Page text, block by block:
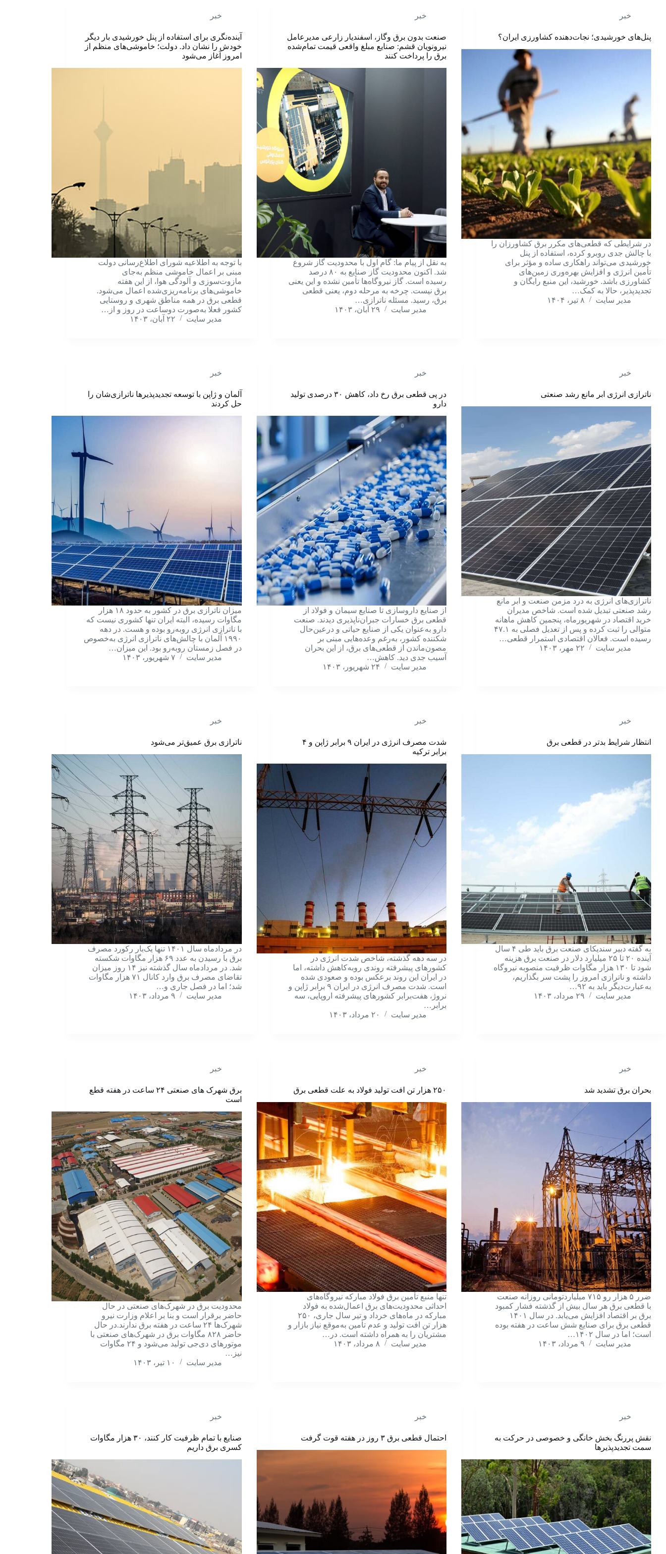
خبر
⁠پنل‌های خورشیدی؛ نجات‌دهنده کشاورزی ایران؟
در شرایطی که قطعی‌های مکرر برق کشاورزان را
با چالش جدی روبرو کرده، استفاده از پنل
خورشیدی می‌تواند راهکاری ساده و مؤثر برای
تأمین انرژی و افزایش بهره‌وری زمین‌های
کشاورزی باشد. خورشید، این منبع رایگان و
تجدیدپذیر، حالا به کمک…
مدیر سایت
۸ تیر، ۱۴۰۴
خبر
صنعت بدون برق وگاز، اسفندیار زارعی مدیرعامل
نیرونویان قشم: صنایع مبلغ واقعی قیمت تمام‌شده
برق را پرداخت کنند
به نقل از پیام ما: گام اول با محدودیت گاز شروع
شد. اکنون محدودیت گاز صنایع به ۸۰ درصد
رسیده است. گاز نیروگاه‌ها تأمین نشده و این یعنی
برق نیست. چرخه به مرحله دوم، یعنی قطعی
برق، رسید. مسئله ناترازی…
مدیر سایت
۲۹ آبان، ۱۴۰۳
خبر
آینده‌نگری برای استفاده از پنل خورشیدی بار دیگر
خودش را نشان داد. دولت؛ خاموشی‌های منظم از
امروز آغاز می‌شود
با توجه به اطلاعیه شورای اطلاع‌رسانی دولت
مبنی بر اعمال خاموشی منظم به‌جای
مازوت‌سوزی و آلودگی هوا، از این هفته
خاموشی‌‌‌های برنامه‌‌‌ریزی‌شده اعمال می‌شود.
قطعی برق در همه مناطق شهری و روستایی
کشور فعلا به‌‌‌صورت دوساعت در روز و از…
مدیر سایت
۲۲ آبان، ۱۴۰۳
خبر
ناترازی انرژی ابر مانع رشد صنعتی
ناترازی‌های انرژی به درد مزمن صنعت و ابر مانع
رشد صنعتی تبدیل شده است. شاخص مدیران
خرید اقتصاد در شهریورماه، پنجمین کاهش ماهانه
متوالی را ثبت کرده و پس از تعدیل فصلی به ۴۷.۱
رسیده است. فعالان اقتصادی استمرار قطعی…
مدیر سایت
۲۲ مهر، ۱۴۰۳
خبر
در پی قطعی برق رخ داد، کاهش ۳۰ درصدی تولید
دارو
از صنایع داروسازی تا صنایع سیمان و فولاد از
قطعی برق خسارات جبران‌ناپذیری دیدند. صنعت
دارو به‌عنوان یکی از صنایع حیاتی و درعین‌حال
شکننده کشور، به‌رغم وعده‌هایی مبنی بر
مصون‌ماندن از قطعی‌های برق، از این بحران
آسیب جدی دید. کاهش…
مدیر سایت
۲۴ شهریور، ۱۴۰۳
خبر
آلمان و ژاپن با توسعه تجدیدپذیرها ناترازی‌شان را
حل کردند
میزان ناترازی برق در کشور به حدود ۱۸ هزار
مگاوات رسیده، البته ایران تنها کشوری نیست که
با ناترازی انرژی روبه‌رو بوده و هست. در دهه
۱۹۹۰ آلمان با چالش‌های ناترازی انرژی به‌خصوص
در فصل زمستان روبه‌رو بود. این میزان…
مدیر سایت
۷ شهریور، ۱۴۰۳
خبر
انتظار شرایط بدتر در قطعی برق
به گفته دبیر سندیکای صنعت برق باید طی ۴ سال
آینده ۲۰ تا ۲۵ میلیارد دلار در صنعت برق هزینه
شود تا ۱۳۰ هزار مگاوات ظرفیت منصوبه نیروگاه
داشته و ناترازی امروز را پشت سر بگذاریم،
به‌عبارت‌دیگر باید به ۹۲…
مدیر سایت
۲۹ مرداد، ۱۴۰۳
خبر
شدت مصرف انرژی در ایران ۹ برابر ژاپن و ۴
برابر ترکیه
در سه دهه گذشته، شاخص شدت انرژی در
کشورهای پیشرفته روندی روبه‌کاهش داشته، اما
در ایران این روند برعکس بوده و صعودی شده
است. شدت مصرف انرژی در ایران ۹ برابر ژاپن و
نروژ، هفت‌برابر کشورهای پیشرفته اروپایی، سه
برابر…
مدیر سایت
۲۰ مرداد، ۱۴۰۳
خبر
ناترازی‌ برق عمیق‌تر می‌شود
در مردادماه سال ۱۴۰۱ تنها یک‌بار رکورد مصرف
برق با رسیدن به عدد ۶۹ هزار مگاوات شکسته
شد. در مردادماه سال گذشته نیز ۱۴ روز میزان
تقاضای مصرف برق وارد کانال ۷۱ هزار مگاوات
شد؛ اما در فصل جاری و…
مدیر سایت
۹ مرداد، ۱۴۰۳
خبر
بحران برق تشدید شد
ضرر ۵ هزار رو ۷۱۵ میلیاردتومانی روزانه صنعت
با قطعی برق هر سال بیش از گذشته فشار کمبود
برق بر اقتصاد افزایش می‌یابد. در سال ۱۴۰۱
قطعی برق برای صنایع شش ساعت در هفته بوده
است؛ اما در سال ۱۴۰۲…
مدیر سایت
۹ مرداد، ۱۴۰۳
خبر
۲۵۰ هزار تن افت تولید فولاد به علت قطعی برق
تنها منبع تأمین برق فولاد مبارکه نیروگاه‌های
احداثی محدودیت‌های برق اعمال‌شده به فولاد
مبارکه در ماه‌های خرداد و تیر سال جاری، ۲۵۰
هزار تن افت تولید و عدم تأمین به‌موقع نیاز بازار و
مشتریان را به همراه داشته است. در…
مدیر سایت
۸ مرداد، ۱۴۰۳
خبر
برق شهرک های صنعتی ۲۴ ساعت در هفته قطع
است
محدودیت برق در شهرک‌های صنعتی در حال
حاضر برقرار است و بنا بر اعلام وزارت نیرو
شهرک‌ها ۲۴ ساعت در هفته برق ندارند.در حال
حاضر ۸۲۸ مگاوات برق در شهرک‌های صنعتی با
موتورهای دی‌جی تولید می‌شود و ۲۴ مگاوات
نیز…
مدیر سایت
۱۰ تیر، ۱۴۰۳
خبر
نقش پررنگ بخش خانگی و خصوصی در حرکت به
سمت تجدیدپذیرها
خبر
احتمال قطعی برق ۳ روز در هفته قوت گرفت
خبر
صنایع با تمام ظرفیت کار کنند، ۳۰ هزار مگاوات
کسری برق داریم